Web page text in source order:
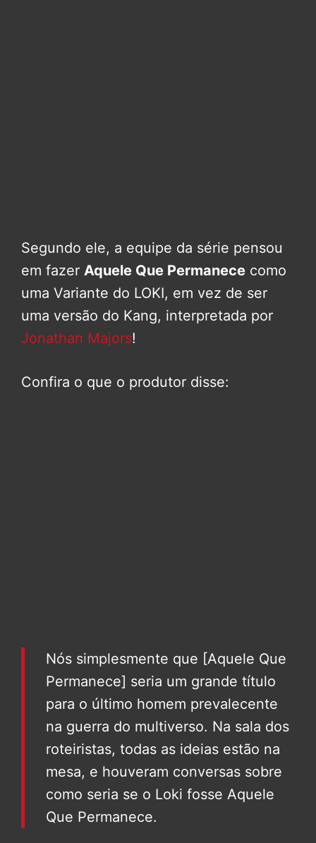
Segundo ele, a equipe da série pensou
em fazer Aquele Que Permanece como
uma Variante do LOKI, em vez de ser
uma versão do Kang, interpretada por
Jonathan Majors!
Confira o que o produtor disse:
Nós simplesmente que [Aquele Que
Permanece] seria um grande título
para o último homem prevalecente
na guerra do multiverso. Na sala dos
roteiristas, todas as ideias estão na
mesa, e houveram conversas sobre
como seria se o Loki fosse Aquele
Que Permanece.